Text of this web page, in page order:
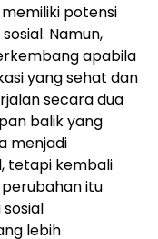
potensi
Namun,
apabila
yang sehat dan
secara dua
balik yang
menjadi
tetapi kembali
itu
lebih